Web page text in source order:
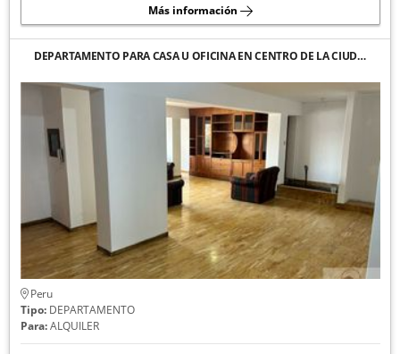
Más información
DEPARTAMENTO PARA CASA U OFICINA EN CENTRO DE LA CIUD…
Peru
Tipo:DEPARTAMENTO
Para:ALQUILER